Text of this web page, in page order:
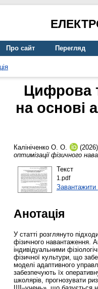
Про сайт Перегляд
Цифрова
на основі
Калініченко О. О. (2026)
оптимізації фізичного
Текст
1.pdf
Завантажити
Анотація
У статті розглянуто
фізичного навантаження.
індивідуальними
фізичної культури, що
моделі адаптивного
забезпечують їх
школярів, прогнозувати